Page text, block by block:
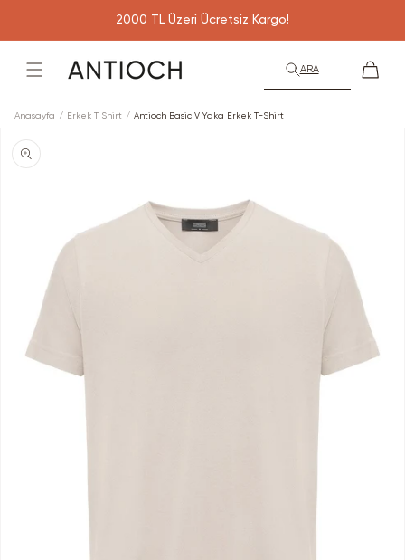
2000 TL Üzeri Ücretsiz Kargo!
ARA Sepet
Anasayfa Erkek T Shirt Antioch Basic V Yaka Erkek T-Shirt
bilgisine
atla